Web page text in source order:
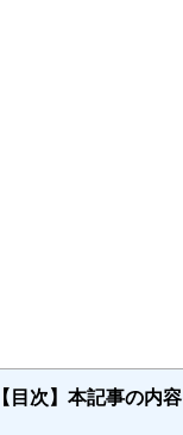
【目次】本記事の内容